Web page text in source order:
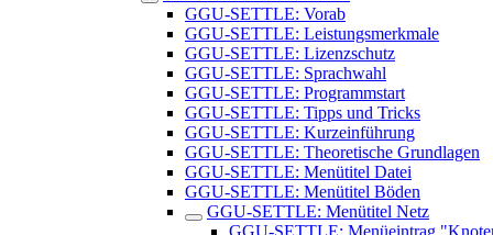
GGU-SETTLE: Vorab
GGU-SETTLE: Leistungsmerkmale
GGU-SETTLE: Lizenzschutz
GGU-SETTLE: Sprachwahl
GGU-SETTLE: Programmstart
GGU-SETTLE: Tipps und Tricks
GGU-SETTLE: Kurzeinführung
GGU-SETTLE: Theoretische Grundlagen
GGU-SETTLE: Menütitel Datei
GGU-SETTLE: Menütitel Böden
GGU-SETTLE: Menütitel Netz
GGU-SETTLE: Menüeintrag